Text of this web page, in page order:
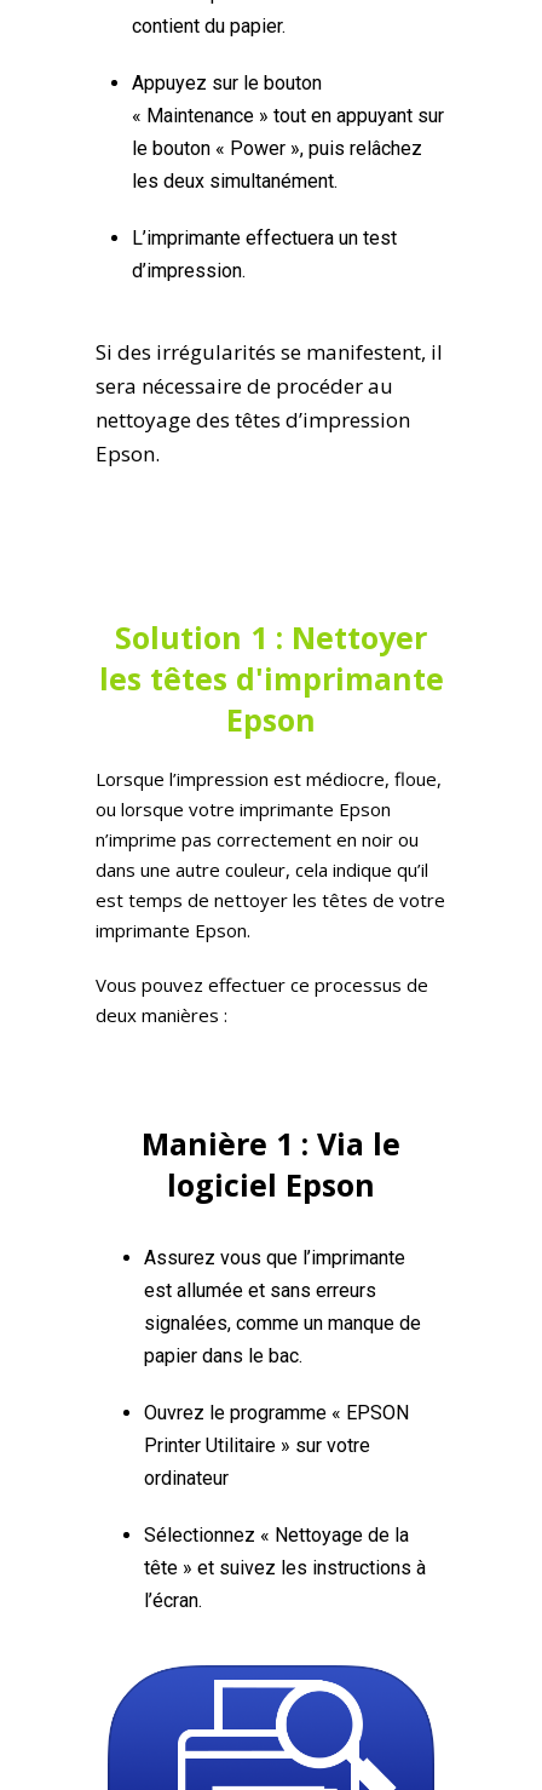
contient du papier.
Appuyez sur le bouton
« Maintenance » tout en appuyant sur
le bouton « Power », puis relâchez
les deux simultanément.
L’imprimante effectuera un test
d’impression.
Si des irrégularités se manifestent, il
sera nécessaire de procéder au
nettoyage des têtes d’impression
Epson.
Solution 1 : Nettoyer
les têtes d'imprimante
Epson
Lorsque l’impression est médiocre, floue,
ou lorsque votre imprimante Epson
n’imprime pas correctement en noir ou
dans une autre couleur, cela indique qu’il
est temps de nettoyer les têtes de votre
imprimante Epson.
Vous pouvez effectuer ce processus de
deux manières :
Manière 1 : Via le
logiciel Epson
Assurez vous que l’imprimante
est allumée et sans erreurs
signalées, comme un manque de
papier dans le bac.
Ouvrez le programme « EPSON
Printer Utilitaire » sur votre
ordinateur
Sélectionnez « Nettoyage de la
tête » et suivez les instructions à
l’écran.